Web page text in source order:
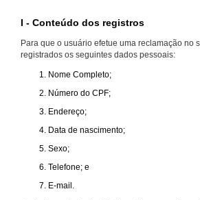
I - Conteúdo dos registros
Para que o usuário efetue uma reclamação no
registrados os seguintes dados pessoais:
Nome Completo;
Número do CPF;
Endereço;
Data de nascimento;
Sexo;
Telefone; e
E-mail.